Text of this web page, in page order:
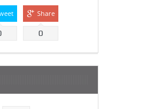
Share
0